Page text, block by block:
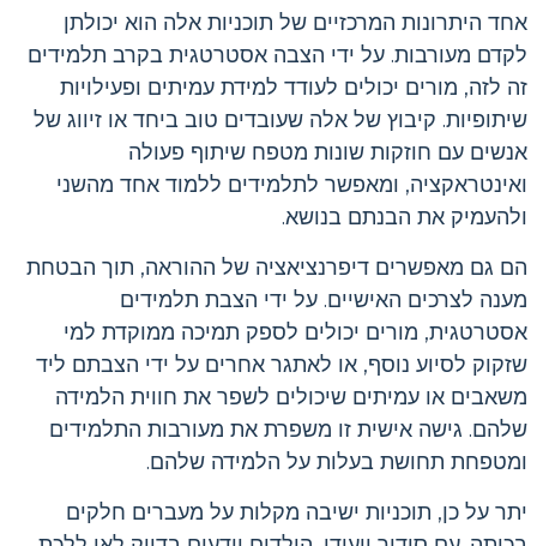
אחד היתרונות המרכזיים של תוכניות אלה הוא יכולתן
לקדם מעורבות. על ידי הצבה אסטרטגית בקרב תלמידים
זה לזה, מורים יכולים לעודד למידת עמיתים ופעילויות
שיתופיות. קיבוץ של אלה שעובדים טוב ביחד או זיווג של
אנשים עם חוזקות שונות מטפח שיתוף פעולה
ואינטראקציה, ומאפשר לתלמידים ללמוד אחד מהשני
ולהעמיק את הבנתם בנושא.
הם גם מאפשרים דיפרנציאציה של ההוראה, תוך הבטחת
מענה לצרכים האישיים. על ידי הצבת תלמידים
אסטרטגית, מורים יכולים לספק תמיכה ממוקדת למי
שזקוק לסיוע נוסף, או לאתגר אחרים על ידי הצבתם ליד
משאבים או עמיתים שיכולים לשפר את חווית הלמידה
שלהם. גישה אישית זו משפרת את מעורבות התלמידים
ומטפחת תחושת בעלות על הלמידה שלהם.
יתר על כן, תוכניות ישיבה מקלות על מעברים חלקים